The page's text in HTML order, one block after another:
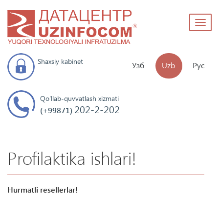
Узб Uzb Рус
Shaxsiy kabinet
Qo'llab-quvvatlash xizmati
(+99871) 202-2-202
Profilaktika ishlari!
Hurmatli resellerlar!